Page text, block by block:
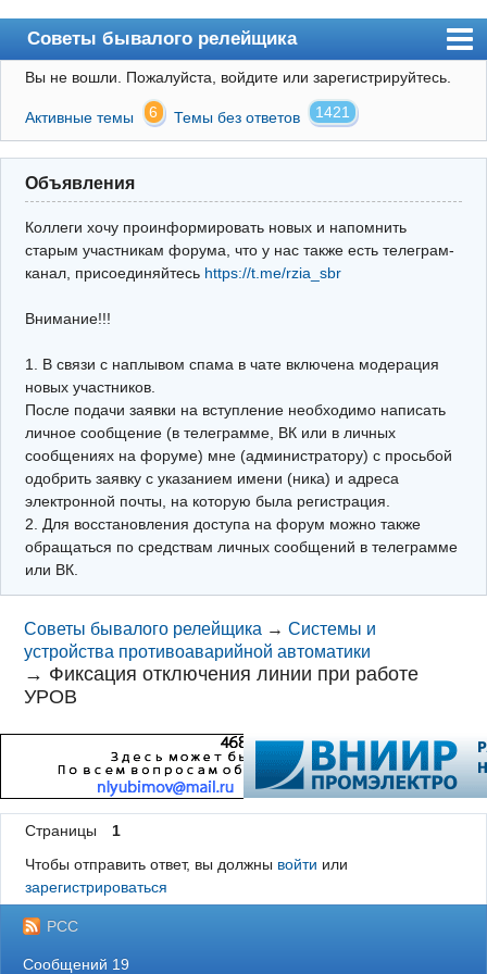
Советы бывалого релейщика
Форум
Правила
Поиск
Регистрация
Архив
Почта
Поиск релейщика
Видео РЗиА
Фотохостинг
Телеграм
Вы не вошли. Пожалуйста, войдите или зарегистрируйтесь.
Активные темы 6 Темы без ответов 1421
Объявления
Коллеги хочу проинформировать новых и напомнить
старым участникам форума, что у нас также есть телеграм-
канал, присоединяйтесь https://t.me/rzia_sbr
Внимание!!!
1. В связи с наплывом спама в чате включена модерация
новых участников.
После подачи заявки на вступление необходимо написать
личное сообщение (в телеграмме, ВК или в личных
сообщениях на форуме) мне (администратору) с просьбой
одобрить заявку с указанием имени (ника) и адреса
электронной почты, на которую была регистрация.
2. Для восстановления доступа на форум можно также
обращаться по средствам личных сообщений в телеграмме
или ВК.
Советы бывалого релейщика →Системы и
устройства противоаварийной автоматики
→ Фиксация отключения линии при работе
УРОВ
Страницы
1
Чтобы отправить ответ, вы должны войти или
зарегистрироваться
РСС
Сообщений 19